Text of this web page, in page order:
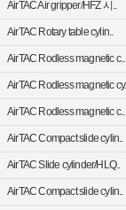
AirTAC Air gripper/HFZ 시..
AirTAC Rotary table cylin..
AirTAC Rodless magnetic c..
AirTAC Rodless magnetic
AirTAC Rodless magnetic c..
AirTAC Compact slide cylin..
AirTAC Slide cylinder/HLQ..
AirTAC Compact slide cylin..